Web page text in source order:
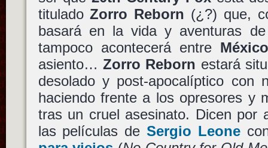
tituladoZorro Reborn (¿?) que,
basará en la vida y aventuras
tampoco acontecerá entre
asiento… Zorro Reborn estará
desolado y post-apocalíptico con
haciendo frente a los opresores y
tras un cruel asesinato. Dicen por
las películas deSergio Leone